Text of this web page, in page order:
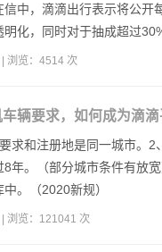
中，滴滴出行表示将公开
明化，同时对于抽成超过
降至0.03%，还会全力让
浏览：4514 次
辆要求，如何成为滴滴
求和注册地是同一城市。2
8年。（部分城市条件有放
。（2020新规）
浏览：121041 次